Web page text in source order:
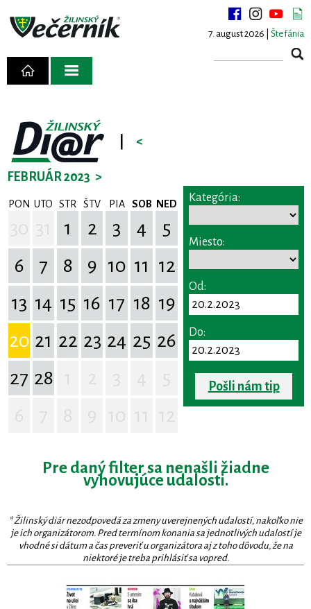
7. august 2026 | Štefánia
<
FEBRUÁR 2023 >
PON UTO STR ŠTV PIA SOB NED
1 2 3 4
5
6
7 8 9 10 11 12
13 14 15 16 17 18 19
20 21 22 23 24 25 26
27 28
Kategória:
Miesto:
Od:
Do:
Pošli nám tip
Pre daný filter sa nenašli žiadne
vyhovujúce udalosti.
* Žilinský diár nezodpovedá za zmeny uverejnených udalostí, nakoľko nie
je ich organizátorom. Pred termínom konania sa jednotlivých udalostí je
vhodné si dátum a čas preveriť u organizátora aj z toho dôvodu, že na
niektoré je treba prihlásiť sa vopred.